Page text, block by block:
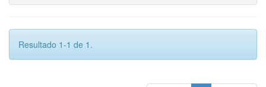
Resultado 1-1 de 1.